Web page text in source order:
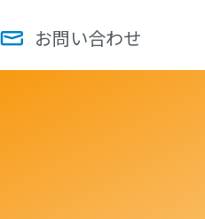
お問い合わせ